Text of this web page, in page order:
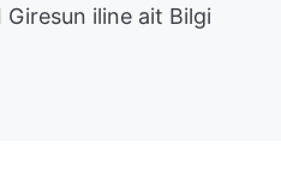
Giresun iline ait Bilgi